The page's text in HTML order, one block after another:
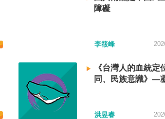
障礙
李筱峰
《台灣人的血統定
同、民族意識》—
洪昱睿